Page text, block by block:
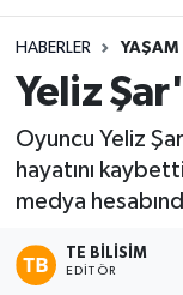
HABERLER YAŞAM
Yeliz
Oyuncu Yeliz
hayatını
medya
TE BILISIM
EDITÖR
Trafik
Süper Lig
Tüm